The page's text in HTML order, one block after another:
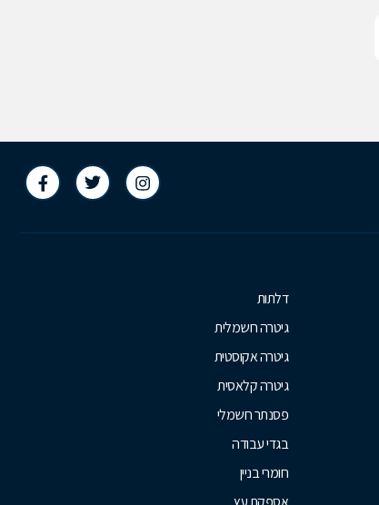
דלתות
גיטרה חשמלית
גיטרה אקוסטית
גיטרה קלאסית
פסנתר חשמלי
בגדי עבודה
חומרי בניין